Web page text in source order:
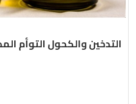
التدخين والكحول التوأم